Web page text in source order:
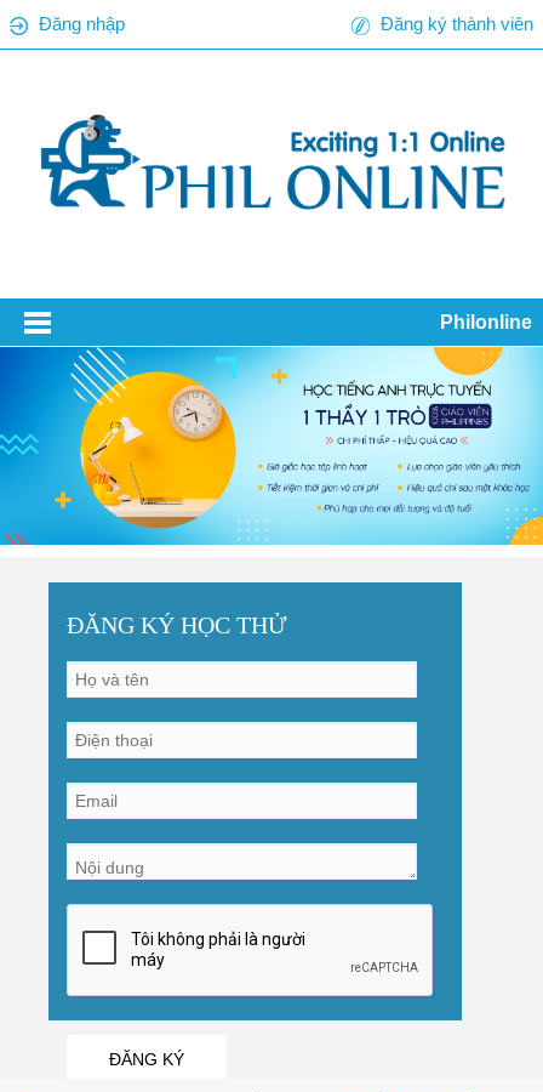
Đăng nhập Đăng ký thành viên
Philonline
ĐĂNG KÝ HỌC THỬ
ĐĂNG KÝ